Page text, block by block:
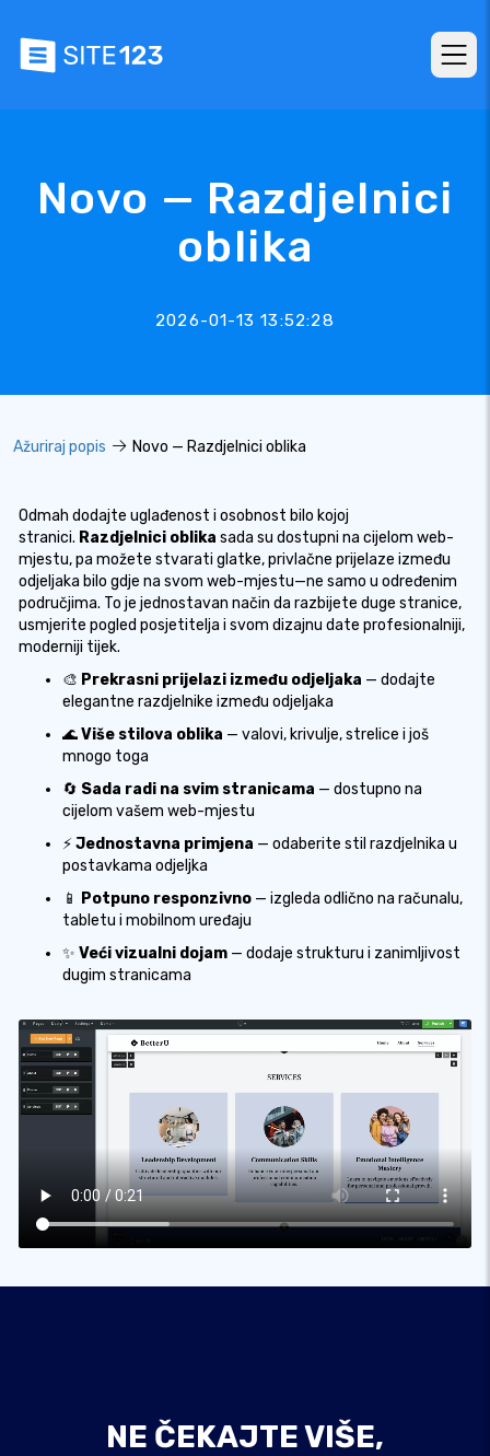
Novo — Razdjelnici
oblika
2026-01-13 13:52:28
Ažuriraj popis Novo — Razdjelnici oblika
Odmah dodajte uglađenost i osobnost bilo kojoj
stranici. Razdjelnici oblika sada su dostupni na cijelom web-
mjestu, pa možete stvarati glatke, privlačne prijelaze između
odjeljaka bilo gdje na svom web-mjestu—ne samo u određenim
područjima. To je jednostavan način da razbijete duge stranice,
usmjerite pogled posjetitelja i svom dizajnu date profesionalniji,
moderniji tijek.
🎨 Prekrasni prijelazi između odjeljaka — dodajte
elegantne razdjelnike između odjeljaka
🌊Više stilova oblika — valovi, krivulje, strelice i još
mnogo toga
🔄 Sada radi na svim stranicama — dostupno na
cijelom vašem web-mjestu
⚡Jednostavna primjena — odaberite stil razdjelnika u
postavkama odjeljka
📱
Potpuno responzivno — izgleda odlično na računalu,
tabletu i mobilnom uređaju
✨ Veći vizualni dojam — dodaje strukturu i zanimljivost
dugim stranicama
NE ČEKAJTE VIŠE,